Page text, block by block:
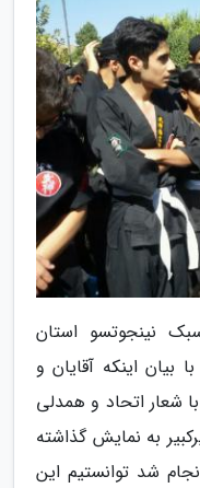
نینجوتسو استان
بیان اینکه آقایان و
شعار اتحاد و همدلی
به نمایش گذاشته
شد توانستیم این